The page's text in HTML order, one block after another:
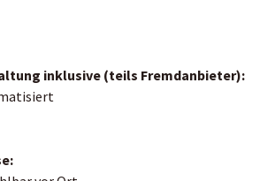
inklusive (teils Fremdanbieter):